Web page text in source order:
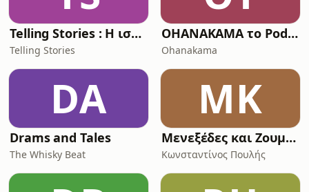
Telling Stories : Η ιστορία όπως δεν την ξέρατε!
Telling Stories
OHANAKAMA το Podcast
Ohanakama
DA
Drams and Tales
The Whisky Beat
ΜΚ
Μενεξέδες και Ζουμπούλια
Κωνσταντίνος Πουλής